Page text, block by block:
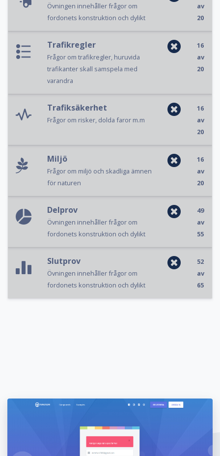
Övningen innehåller frågor om
fordonets konstruktion och dylikt
av
20
Trafikregler
Frågor om trafikregler, huruvida
trafikanter skall samspela med
varandra
16
av
20
Trafiksäkerhet
Frågor om risker, dolda faror m.m
16
av
20
Miljö
Frågor om miljö och skadliga ämnen
för naturen
16
av
20
Delprov
Övningen innehåller frågor om
fordonets konstruktion och dylikt
49
av
55
Slutprov
Övningen innehåller frågor om
fordonets konstruktion och dylikt
52
av
65